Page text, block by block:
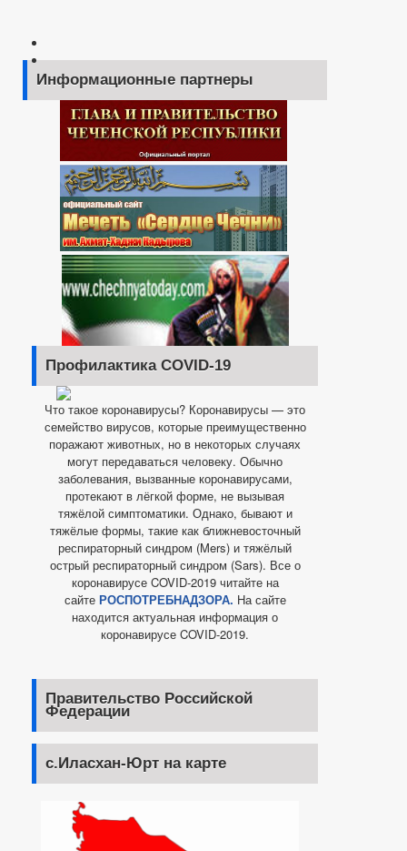
Информационные партнеры
Профилактика COVID-19
Что такое коронавирусы? Коронавирусы — это
семейство вирусов, которые преимущественно
поражают животных, но в некоторых случаях
могут передаваться человеку. Обычно
заболевания, вызванные коронавирусами,
протекают в лёгкой форме, не вызывая
тяжёлой симптоматики. Однако, бывают и
тяжёлые формы, такие как ближневосточный
респираторный синдром (Mers) и тяжёлый
острый респираторный синдром (Sars). Все о
коронавирусе COVID-2019 читайте на
сайте РОСПОТРЕБНАДЗОРА. На сайте
находится актуальная информация о
коронавирусе COVID-2019.
Правительство Российской
Федерации
с.Иласхан-Юрт на карте